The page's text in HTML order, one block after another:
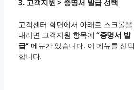
3. 고객지원 > 증명서 발급 선택
고객센터 화면에서 아래로 스크롤을
내리면 고객지원 항목에 “증명서 발
급” 메뉴가 있습니다. 이 메뉴를 선택
합니다.